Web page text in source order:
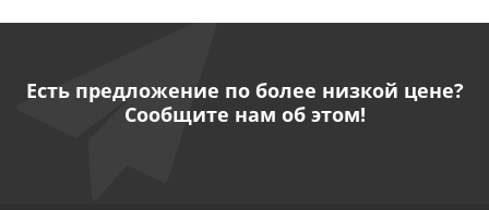
Есть предложение по более низкой цене?
Сообщите нам об этом!